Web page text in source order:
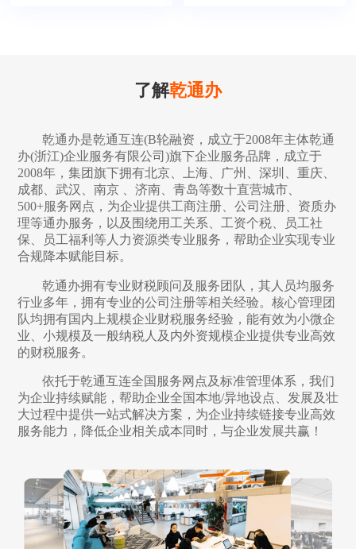
了解乾通办
乾通办是乾通互连(B轮融资，成立于2008年主体乾通
办(浙江)企业服务有限公司)旗下企业服务品牌，成立于
2008年，集团旗下拥有北京、上海、广州、深圳、重庆、
成都、武汉、南京 、济南、青岛等数十直营城市、
500+服务网点，为企业提供工商注册、公司注册、资质办
理等通办服务，以及围绕用工关系、工资个税、员工社
保、员工福利等人力资源类专业服务，帮助企业实现专业
合规降本赋能目标。
乾通办拥有专业财税顾问及服务团队，其人员均服务
行业多年，拥有专业的公司注册等相关经验。核心管理团
队均拥有国内上规模企业财税服务经验，能有效为小微企
业、小规模及一般纳税人及内外资规模企业提供专业高效
的财税服务。
依托于乾通互连全国服务网点及标准管理体系，我们
为企业持续赋能，帮助企业全国本地/异地设点、发展及壮
大过程中提供一站式解决方案，为企业持续链接专业高效
服务能力，降低企业相关成本同时，与企业发展共赢！